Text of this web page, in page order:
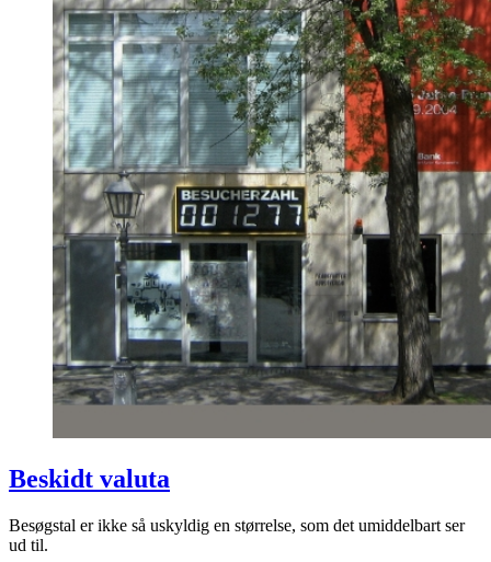
Beskidt valuta
Besøgstal er ikke så uskyldig en størrelse, som det umiddelbart ser
ud til.